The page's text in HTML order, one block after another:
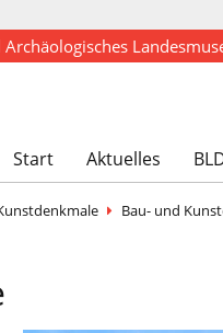
Start Aktuelles
Bau- und